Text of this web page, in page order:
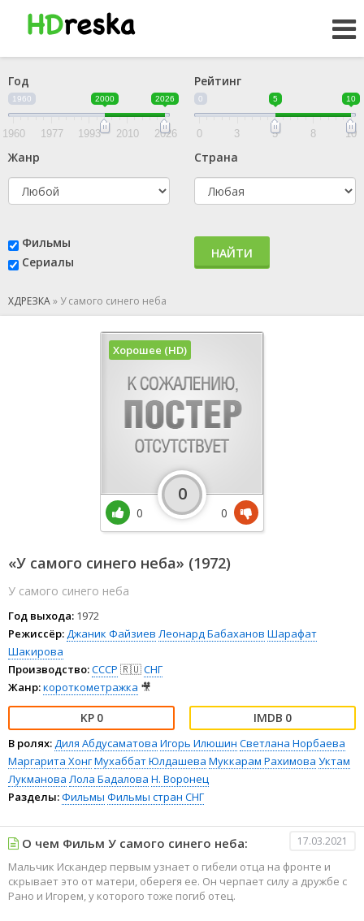
Год
1960 2000 2026
1960 1977 1993 2010 2026
Рейтинг
0 5 10
0 3 5 8 10
Жанр Страна
Фильмы
Сериалы
НАЙТИ
ХДРЕЗКА» У самого синего неба
«У самого синего неба» (1972)
У самого синего неба
Год выхода: 1972
Режиссёр:Джаник Файзиев Леонард Бабаханов Шарафат
Шакирова
Производство:СССР 🇷🇺СНГ
Жанр:короткометражка 🎥
0 0
В ролях:Диля Абдусаматова Игорь Илюшин Светлана Норбаева
Маргарита ХонгМухаббат Юлдашева Муккарам Рахимова Уктам
Лукманова Лола Бадалова Н. Воронец
Разделы:Фильмы Фильмы стран СНГ
Хорошее (HD)
0
0
0
О чем Фильм У самого синего неба: 17.03.2021
Мальчик Искандер первым узнает о гибели отца на фронте и
скрывает это от матери, оберегя ее. Он черпает силу а дружбе с
Рано и Игорем, у которого тоже погиб отец.